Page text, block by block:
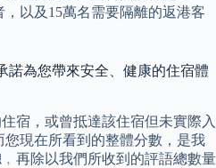
以及15萬名需要隔離的返港客
諾為您帶來安全、健康的住宿體
宿，或曾抵達該住宿但未實際入
現在所看到的整體分數，是我
再除以我們所收到的評語總數量